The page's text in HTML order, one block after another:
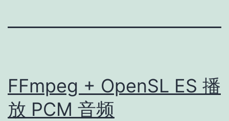
FFmpeg + OpenSL ES 播
放 PCM 音频